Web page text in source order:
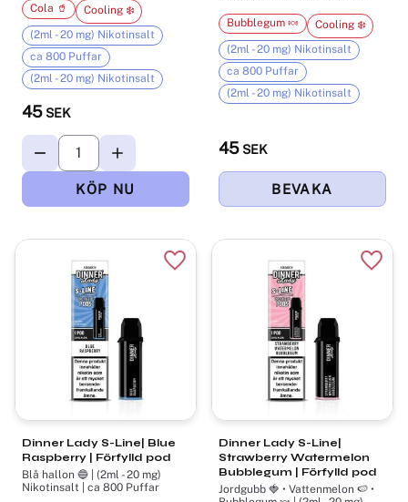
45 SEK
Cola 🥤
Cooling ❄️
(2ml - 20 mg) Nikotinsalt
ca 800 Puffar
(2ml - 20 mg) Nikotinsalt
45 SEK
Bubblegum 🍬
Cooling ❄️
(2ml - 20 mg) Nikotinsalt
ca 800 Puffar
(2ml - 20 mg) Nikotinsalt
Dinner Lady S-Line| Blue
Raspberry | Förfylld pod
Blå hallon 🔵 | (2ml - 20 mg)
Nikotinsalt | ca 800 Puffar
Lägg till i favoriter
Dinner Lady S-Line|
Strawberry Watermelon
Bubblegum | Förfylld pod
Jordgubb 🍓 • Vattenmelon 🍉 •